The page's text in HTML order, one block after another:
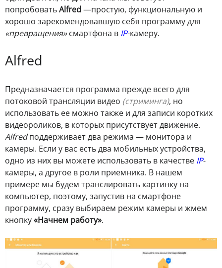
попробоватьAlfred —простую, функциональную и
хорошо зарекомендовавшую себя программу для
«превращения»смартфона в IP-камеру.
Alfred
Предназначается программа прежде всего для
потоковой трансляции видео (стриминга), но
использовать ее можно также и для записи коротких
видеороликов, в которых присутствует движение.
Alfredподдерживает два режима — монитора и
камеры. Если у вас есть два мобильных устройства,
одно из них вы можете использовать в качестве IP-
камеры, а другое в роли приемника. В нашем
примере мы будем транслировать картинку на
компьютер, поэтому, запустив на смартфоне
программу, сразу выбираем режим камеры и жмем
кнопку«Начнем работу».